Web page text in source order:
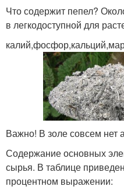
Что содержит пепел?
в легкодоступной для
Важно! В золе совсем нет
Содержание основных
сырья. В таблице
процентном выражении: